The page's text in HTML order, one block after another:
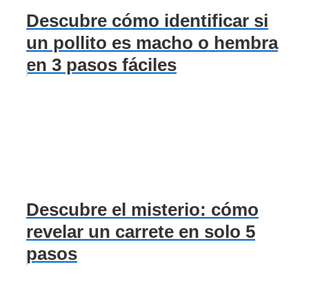
Descubre cómo identificar si
un pollito es macho o hembra
en 3 pasos fáciles
Descubre el misterio: cómo
revelar un carrete en solo 5
pasos